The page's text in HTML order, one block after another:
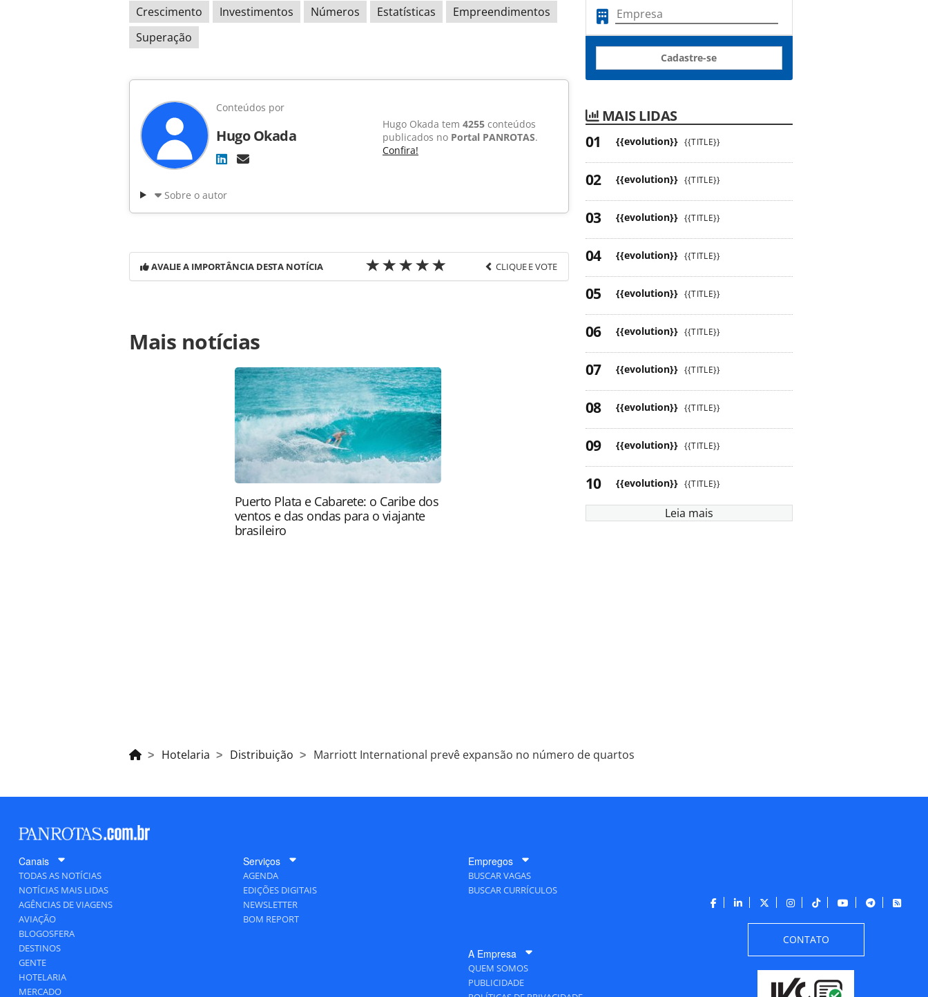
Crescimento Investimentos Números Estatísticas
Empreendimentos
Superação
Conteúdos por
Hugo Okada
Hugo Okada tem 4255 conteúdos
publicados no Portal PANROTAS.
Confira!
Sobre o autor
AVALIE A IMPORTÂNCIA DESTA NOTÍCIA CLIQUE E VOTE
https://www.panrotas.com.br/noticia-turismo/hotelaria/2015/01/marriott-international-
preve-expansao-no-numero-de-quartos_109610.html ou as ferramentas oferecidas na
página. Todo o conteúdo produzido pela PANROTAS Editora é protegido pela legislação
brasileira sobre direito autoral. Não reproduza o conteúdo sem autorização da
PANROTAS Editora (copyright@panrotas.com.br).
Mais notícias
Puerto Plata e Cabarete: o Caribe dos
ventos e das ondas para o viajante
brasileiro
Cadastre-se
MAIS LIDAS
{{evolution}} {{TITLE}}
{{evolution}} {{TITLE}}
{{evolution}} {{TITLE}}
{{evolution}} {{TITLE}}
{{evolution}} {{TITLE}}
{{evolution}} {{TITLE}}
{{evolution}} {{TITLE}}
{{evolution}} {{TITLE}}
{{evolution}} {{TITLE}}
{{evolution}} {{TITLE}}
Leia mais
Hotelaria Distribuição Marriott International prevê expansão no número de quartos
Canais
TODAS AS NOTÍCIAS
NOTÍCIAS MAIS LIDAS
AGÊNCIAS DE VIAGENS
AVIAÇÃO
BLOGOSFERA
DESTINOS
GENTE
HOTELARIA
MERCADO
Serviços
AGENDA
EDIÇÕES DIGITAIS
NEWSLETTER
BOM REPORT
Empregos
BUSCAR VAGAS
BUSCAR CURRÍCULOS
A Empresa
QUEM SOMOS
PUBLICIDADE
CONTATO